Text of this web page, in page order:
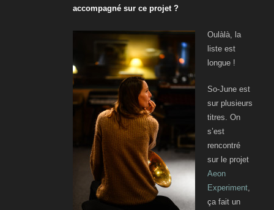
accompagné sur ce projet ?
Oulàlà, la
liste est
longue !
So-June est
sur plusieurs
titres. On
s’est
rencontré
sur le projet
Aeon
Experiment,
ça fait un